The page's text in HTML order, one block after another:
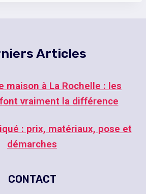
Articles
maison à La Rochelle : les
vraiment la différence
: prix, matériaux, pose et
démarches
CONTACT